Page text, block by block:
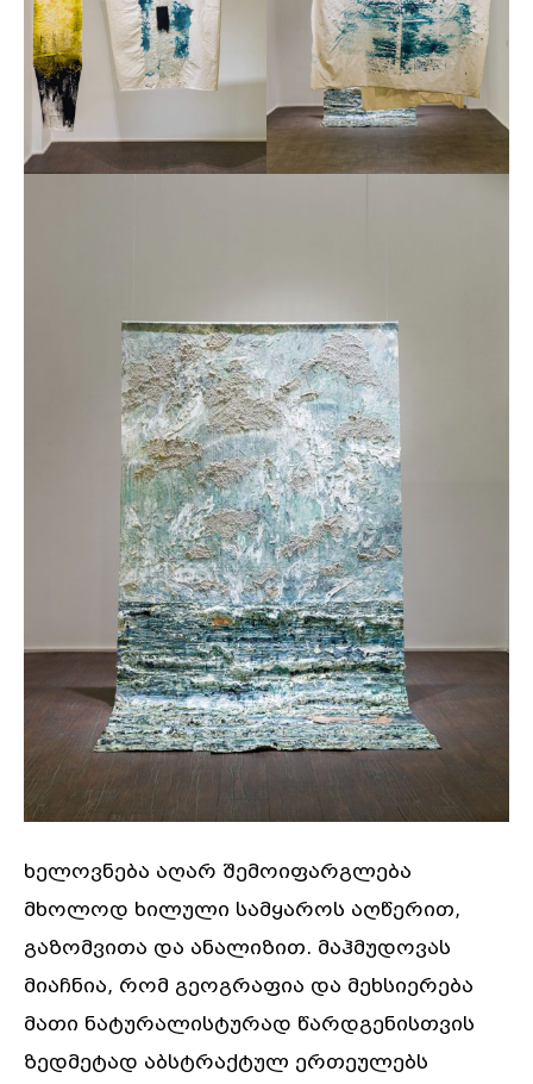
ხელოვნება აღარ შემოიფარგლება
მხოლოდ ხილული სამყაროს აღწერით,
გაზომვითა და ანალიზით. მაჰმუდოვას
მიაჩნია, რომ გეოგრაფია და მეხსიერება
მათი ნატურალისტურად წარდგენისთვის
ზედმეტად აბსტრაქტულ ერთეულებს